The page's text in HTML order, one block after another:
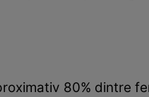
80% dintre